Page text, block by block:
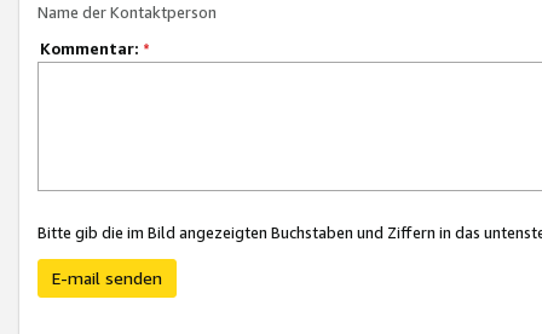
Name der Kontaktperson
Kommentar: *
Bitte gib die im Bild angezeigten Buchstaben und Ziffern in das
E-mail senden